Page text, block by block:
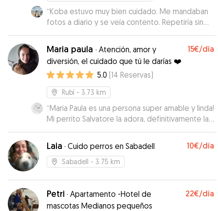
“Koba estuvo muy bien cuidado. Me mandaban
fotos a diario y se veía contento. Repetiría sin
duda. Muchas gracias por todo!”
Maria paula · Atención, amor y
diversión, el cuidado que tú le darías ❤️
15€/día
5.0 (14 Reservas)
Rubí - 3.73 km
“Maria Paula es una persona super amable y linda!
Mi perrito Salvatore la adora, definitivamente la
recomiendo, super confiable y responsable!! 10
de 10
Laia · Cuido perros en Sabadell 10€/día
Sabadell - 3.75 km
Petri · Apartamento -Hotel de
mascotas Medianos pequeños
22€/día